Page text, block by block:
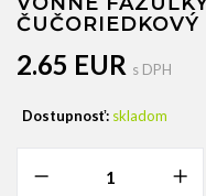
ČUČORIEDKOVÝ
2.65 EUR s DPH
Dostupnosť: skladom